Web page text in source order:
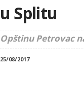
u Splitu
Opštinu Petrovac
25/08/2017